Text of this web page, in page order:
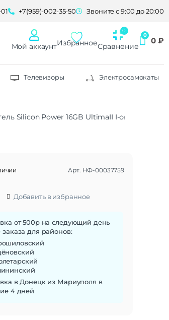
+7(959)-002-35-50 Звоните с 9:00 до 20:00
Мой аккаунтИзбранноеСравнение
0 ₽
Телевизоры Электросамокаты
Silicon Power 16GB UltimaII I-серия, Silver
Арт. НФ-00037759
Добавить в избранное
от 500р на следующий день
заказа для районов:
в Донецк из Мариуполя в
4 дней